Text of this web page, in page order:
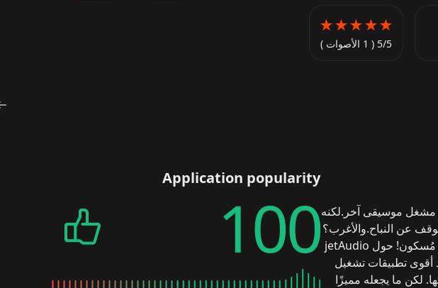
Like
★
★
★
★
★
5/5 ( 1 الأصوات )
مشغل موسيقى آخر.لكنه
عن النباح.والأغرب؟
مُسكون!
حول jetAudio
أقوى تطبيقات تشغيل
لكن ما يجعله مميزًا
Application popularity
100